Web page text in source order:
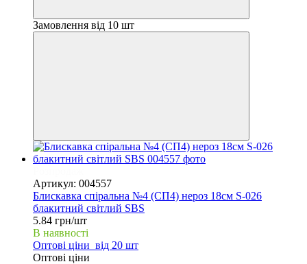
Замовлення від 10 шт
Артикул: 004557
Блискавка спіральна №4 (СП4) нероз 18см S-026
блакитний світлий SBS
5.84 грн/шт
В наявності
Оптові ціни від 20 шт
Оптові ціни